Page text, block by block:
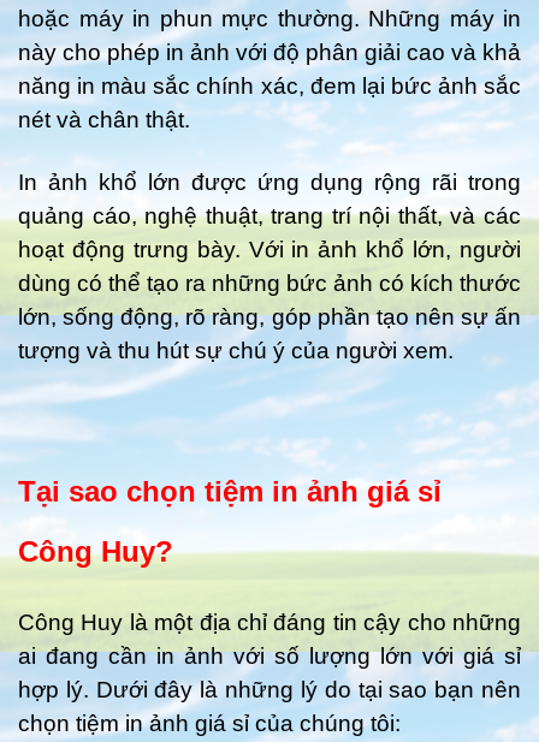
hoặc máy in phun mực thường. Những máy in
này cho phép in ảnh với độ phân giải cao và khả
năng in màu sắc chính xác, đem lại bức ảnh sắc
nét và chân thật.
In ảnh khổ lớn được ứng dụng rộng rãi trong
quảng cáo, nghệ thuật, trang trí nội thất, và các
hoạt động trưng bày. Với in ảnh khổ lớn, người
dùng có thể tạo ra những bức ảnh có kích thước
lớn, sống động, rõ ràng, góp phần tạo nên sự ấn
tượng và thu hút sự chú ý của người xem.
Tại sao chọn tiệm in ảnh giá sỉ
Công Huy?
Công Huy là một địa chỉ đáng tin cậy cho những
ai đang cần in ảnh với số lượng lớn với giá sỉ
hợp lý. Dưới đây là những lý do tại sao bạn nên
chọn tiệm in ảnh giá sỉ của chúng tôi: